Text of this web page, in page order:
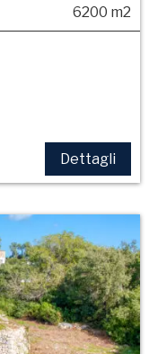
6200 m2
Dettagli